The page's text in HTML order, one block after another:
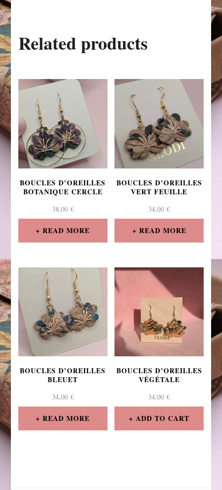
Related products
BOUCLES D’OREILLES
BOTANIQUE CERCLE
38,00 €
READ MORE
BOUCLES D’OREILLES
VERT FEUILLE
34,00€
READ MORE
BOUCLES D’OREILLES
BLEUET
34,00 €
READ MORE
BOUCLES D’OREILLES
VÉGÉTALE
34,00€
ADD TO CART